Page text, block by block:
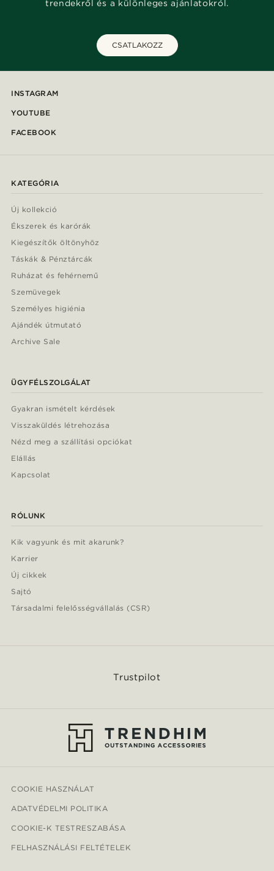
trendekről és a különleges ajánlatokról.
CSATLAKOZZ
INSTAGRAM
YOUTUBE
FACEBOOK
KATEGÓRIA
Új kollekció
Ékszerek és karórák
Kiegészítők öltönyhöz
Táskák & Pénztárcák
Ruházat és fehérnemű
Szemüvegek
Személyes higiénia
Ajándék útmutató
Archive Sale
ÜGYFÉLSZOLGÁLAT
Gyakran ismételt kérdések
Visszaküldés létrehozása
Nézd meg a szállítási opciókat
Elállás
Kapcsolat
RÓLUNK
Kik vagyunk és mit akarunk?
Karrier
Új cikkek
Sajtó
Társadalmi felelősségvállalás (CSR)
Trustpilot
COOKIE HASZNÁLAT
ADATVÉDELMI POLITIKA
COOKIE-K TESTRESZABÁSA
FELHASZNÁLÁSI FELTÉTELEK